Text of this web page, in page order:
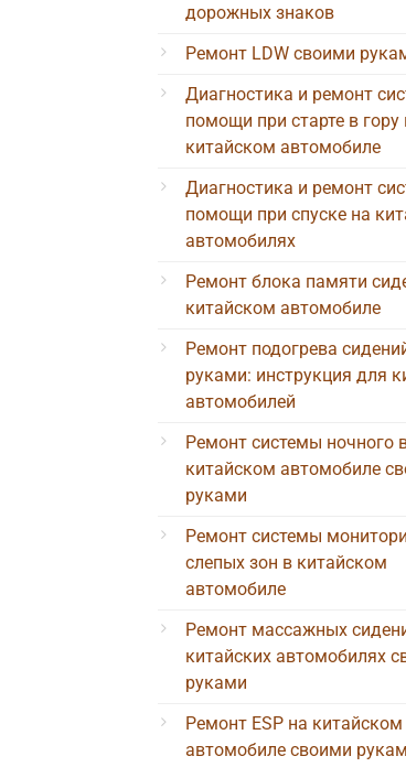
дорожных знаков
Ремонт LDW своими
Диагностика и ремонт
помощи при старте в гору
китайском автомобиле
Диагностика и ремонт
помощи при спуске на
автомобилях
Ремонт блока памяти
китайском автомобиле
Ремонт подогрева
руками: инструкция для
автомобилей
Ремонт системы ночного
китайском автомобиле
руками
Ремонт системы
слепых зон в китайском
автомобиле
Ремонт массажных
китайских автомобилях
руками
Ремонт ESP на китайском
автомобиле своими